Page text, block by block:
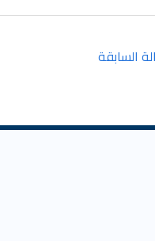
السابقة